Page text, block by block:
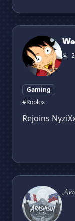
WeniXx Family's
Gaming
#Roblox
Rejoins
𝓐𝓻𝓪𝓼𝓱𝓲𝓼𝓾𝓲 𝓬𝓵𝓪𝓷 [FR]